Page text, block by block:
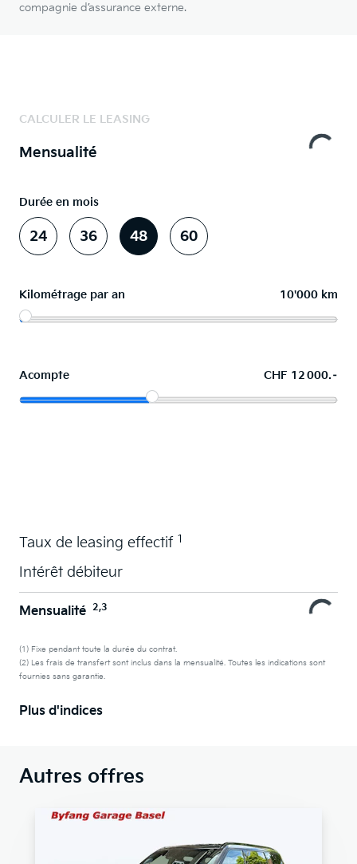
compagnie d’assurance externe.
CALCULER LE LEASING
Mensualité
Durée en mois
24 36 48 60
Kilométrage par an 10'000 km
Acompte CHF 12 000.–
Taux de leasing effectif 1
Intérêt débiteur
Mensualité 2,3
(1) Fixe pendant toute la durée du contrat.
(2) Les frais de transfert sont inclus dans la mensualité. Toutes les indications sont
fournies sans garantie.
Plus d'indices
Autres offres